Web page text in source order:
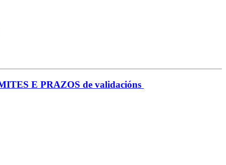
E PRAZOS de validacións